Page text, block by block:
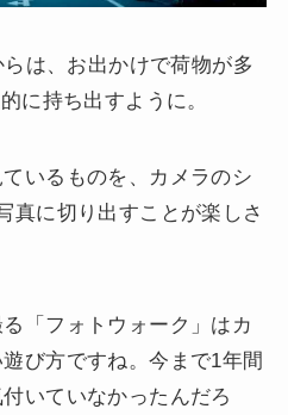
は、お出かけで荷物が多
に持ち出すように。
いるものを、カメラのシ
真に切り出すことが楽しさ
「フォトウォーク」はカ
び方ですね。今まで1年間
いていなかったんだろ